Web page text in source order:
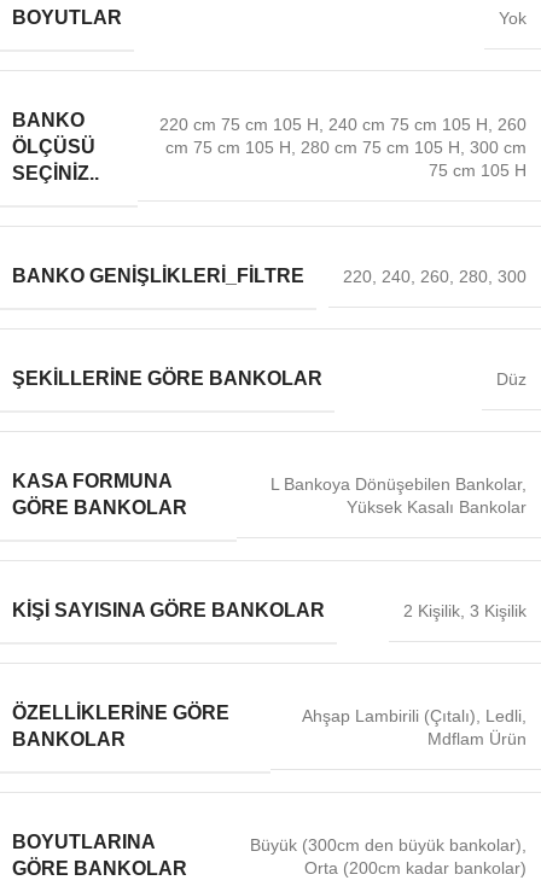
BOYUTLAR Yok
BANKO
ÖLÇÜSÜ
SEÇINIZ..
220 cm 75 cm 105 H 240 cm 75 cm 105 H
260
cm 75 cm 105 H
280 cm 75 cm 105 H 300 cm
75 cm 105 H
BANKO GENIŞLIKLERI_FILTRE 220 240 260 280 300
ŞEKILLERINE GÖRE BANKOLAR Düz
KASA FORMUNA
GÖRE BANKOLAR
L Bankoya Dönüşebilen Bankolar,
Yüksek Kasalı Bankolar
KIŞI SAYISINA GÖRE BANKOLAR 2 Kişilik 3 Kişilik
ÖZELLIKLERINE GÖRE
BANKOLAR
Ahşap Lambirili (Çıtalı) Ledli
Mdflam Ürün
BOYUTLARINA
GÖRE BANKOLAR
Büyük (300cm den büyük bankolar)
Orta (200cm kadar bankolar)